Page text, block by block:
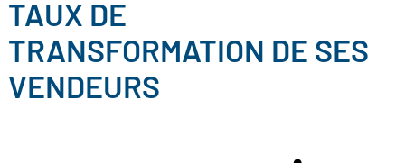
TAUX DE
TRANSFORMATION DE SES
VENDEURS